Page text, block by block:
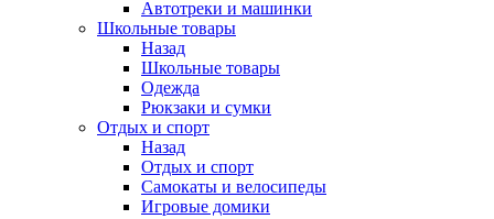
Автотреки и машинки
Школьные товары
Назад
Школьные товары
Одежда
Рюкзаки и сумки
Отдых и спорт
Назад
Отдых и спорт
Самокаты и велосипеды
Игровые домики